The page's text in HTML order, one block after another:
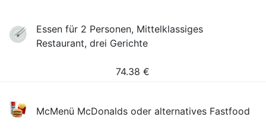
Essen für 2 Personen, Mittelklassiges
Restaurant, drei Gerichte
74.38 €
McMenü McDonalds oder alternatives Fastfood